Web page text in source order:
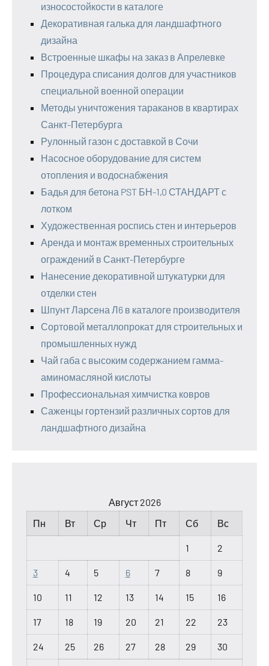
износостойкости в каталоге
Декоративная галька для ландшафтного
дизайна
Встроенные шкафы на заказ в Апрелевке
Процедура списания долгов для участников
специальной военной операции
Методы уничтожения тараканов в квартирах
Санкт-Петербурга
Рулонный газон с доставкой в Сочи
Насосное оборудование для систем
отопления и водоснабжения
Бадья для бетона PST БН-1,0 СТАНДАРТ с
лотком
Художественная роспись стен и интерьеров
Аренда и монтаж временных строительных
ограждений в Санкт-Петербурге
Нанесение декоративной штукатурки для
отделки стен
Шпунт Ларсена Л6 в каталоге производителя
Сортовой металлопрокат для строительных и
промышленных нужд
Чай габа с высоким содержанием гамма-
аминомасляной кислоты
Профессиональная химчистка ковров
Саженцы гортензий различных сортов для
ландшафтного дизайна
Август 2026
Пн
Вт Ср Чт Пт Сб Вс
1 2
3 4 5 6 7 8 9
10 11 12 13 14 15 16
17 18 19 20 21 22 23
24 25 26 27 28 29 30